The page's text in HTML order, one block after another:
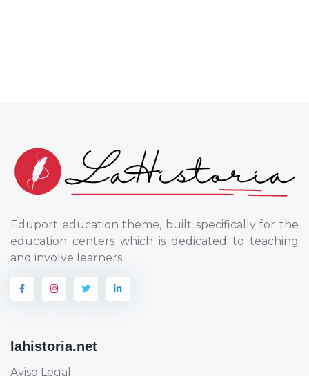
Eduport education theme, built specifically for the
education centers which is dedicated to teaching
and involve learners.
lahistoria.net
Aviso Legal